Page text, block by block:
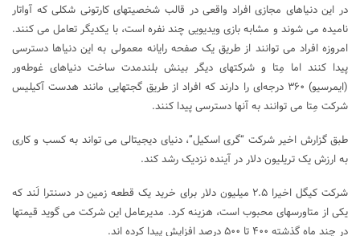
در این دنیاهای مجازی افراد واقعی در قالب شخصیتهای کارتونی شکلی که آواتار
نامیده می شوند و مشابه بازی ویدیویی چند نفره است، با یکدیگر تعامل می کنند.
امروزه افراد می توانند از طریق یک صفحه رایانه معمولی به این دنیاها دسترسی
پیدا کنند اما مِتا و شرکتهای دیگر بینش بلندمدت ساخت دنیاهای غوطه‌ور
(ایمرسیو) ۳۶۰ درجه‌ای را دارند که افراد از طریق گجتهایی مانند هدست آکیلیس
شرکت مِتا می توانند به آنها دسترسی پیدا کنند.
طبق گزارش اخیر شرکت “گری اسکیل”، دنیای دیجیتالی می تواند به کسب و کاری
به ارزش یک تریلیون دلار در آینده نزدیک رشد کند.
شرکت کیگل اخیرا ۲.۵ میلیون دلار برای خرید یک قطعه زمین در دسنترا لَند که
یکی از متاورسهای محبوب است، هزینه کرد. مدیرعامل این شرکت می گوید قیمتها
در چند ماه گذشته ۴۰۰ تا ۵۰۰ درصد افزایش پیدا کرده اند.